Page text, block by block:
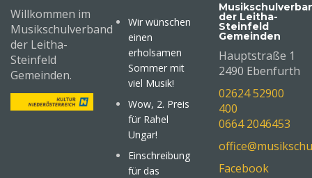
Willkommen im
Musikschulverband
der Leitha-
Steinfeld
Gemeinden.
Wir wünschen
einen
erholsamen
Sommer mit
viel Musik!
Wow, 2. Preis
für Rahel
Ungar!
Einschreibung
für das
der Leitha-
Steinfeld
Gemeinden
Hauptstraße 1
2490 Ebenfurth
02624 52900
400
0664 2046453
Facebook